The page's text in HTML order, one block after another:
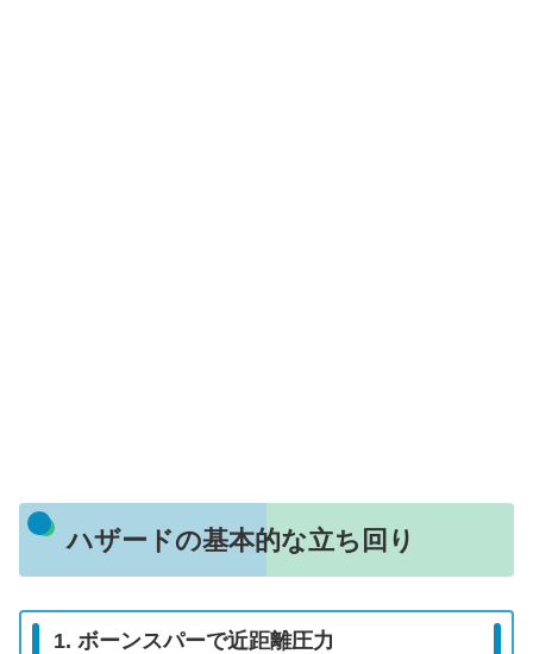
ハザードの基本的な立ち回り
1. ボーンスパーで近距離圧力